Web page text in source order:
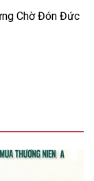
Chờ Đón Đức